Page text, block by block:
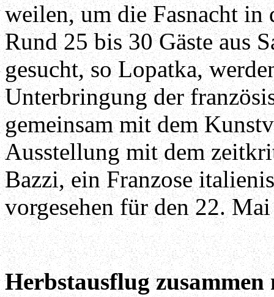
weilen, um die Fasnacht in
Rund 25 bis 30 Gäste aus
gesucht, so Lopatka,
Unterbringung der
gemeinsam mit dem
Ausstellung mit dem
Bazzi, ein Franzose
vorgesehen für den 22.
Herbstausflug